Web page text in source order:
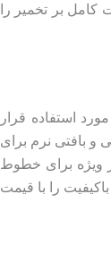
امکان نظارت کامل بر تخمیر را
استفاده قرار
و بافتی نرم‌ برای
ویژه برای خطوط
را با قیمت